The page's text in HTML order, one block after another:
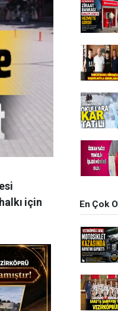
için
En Çok